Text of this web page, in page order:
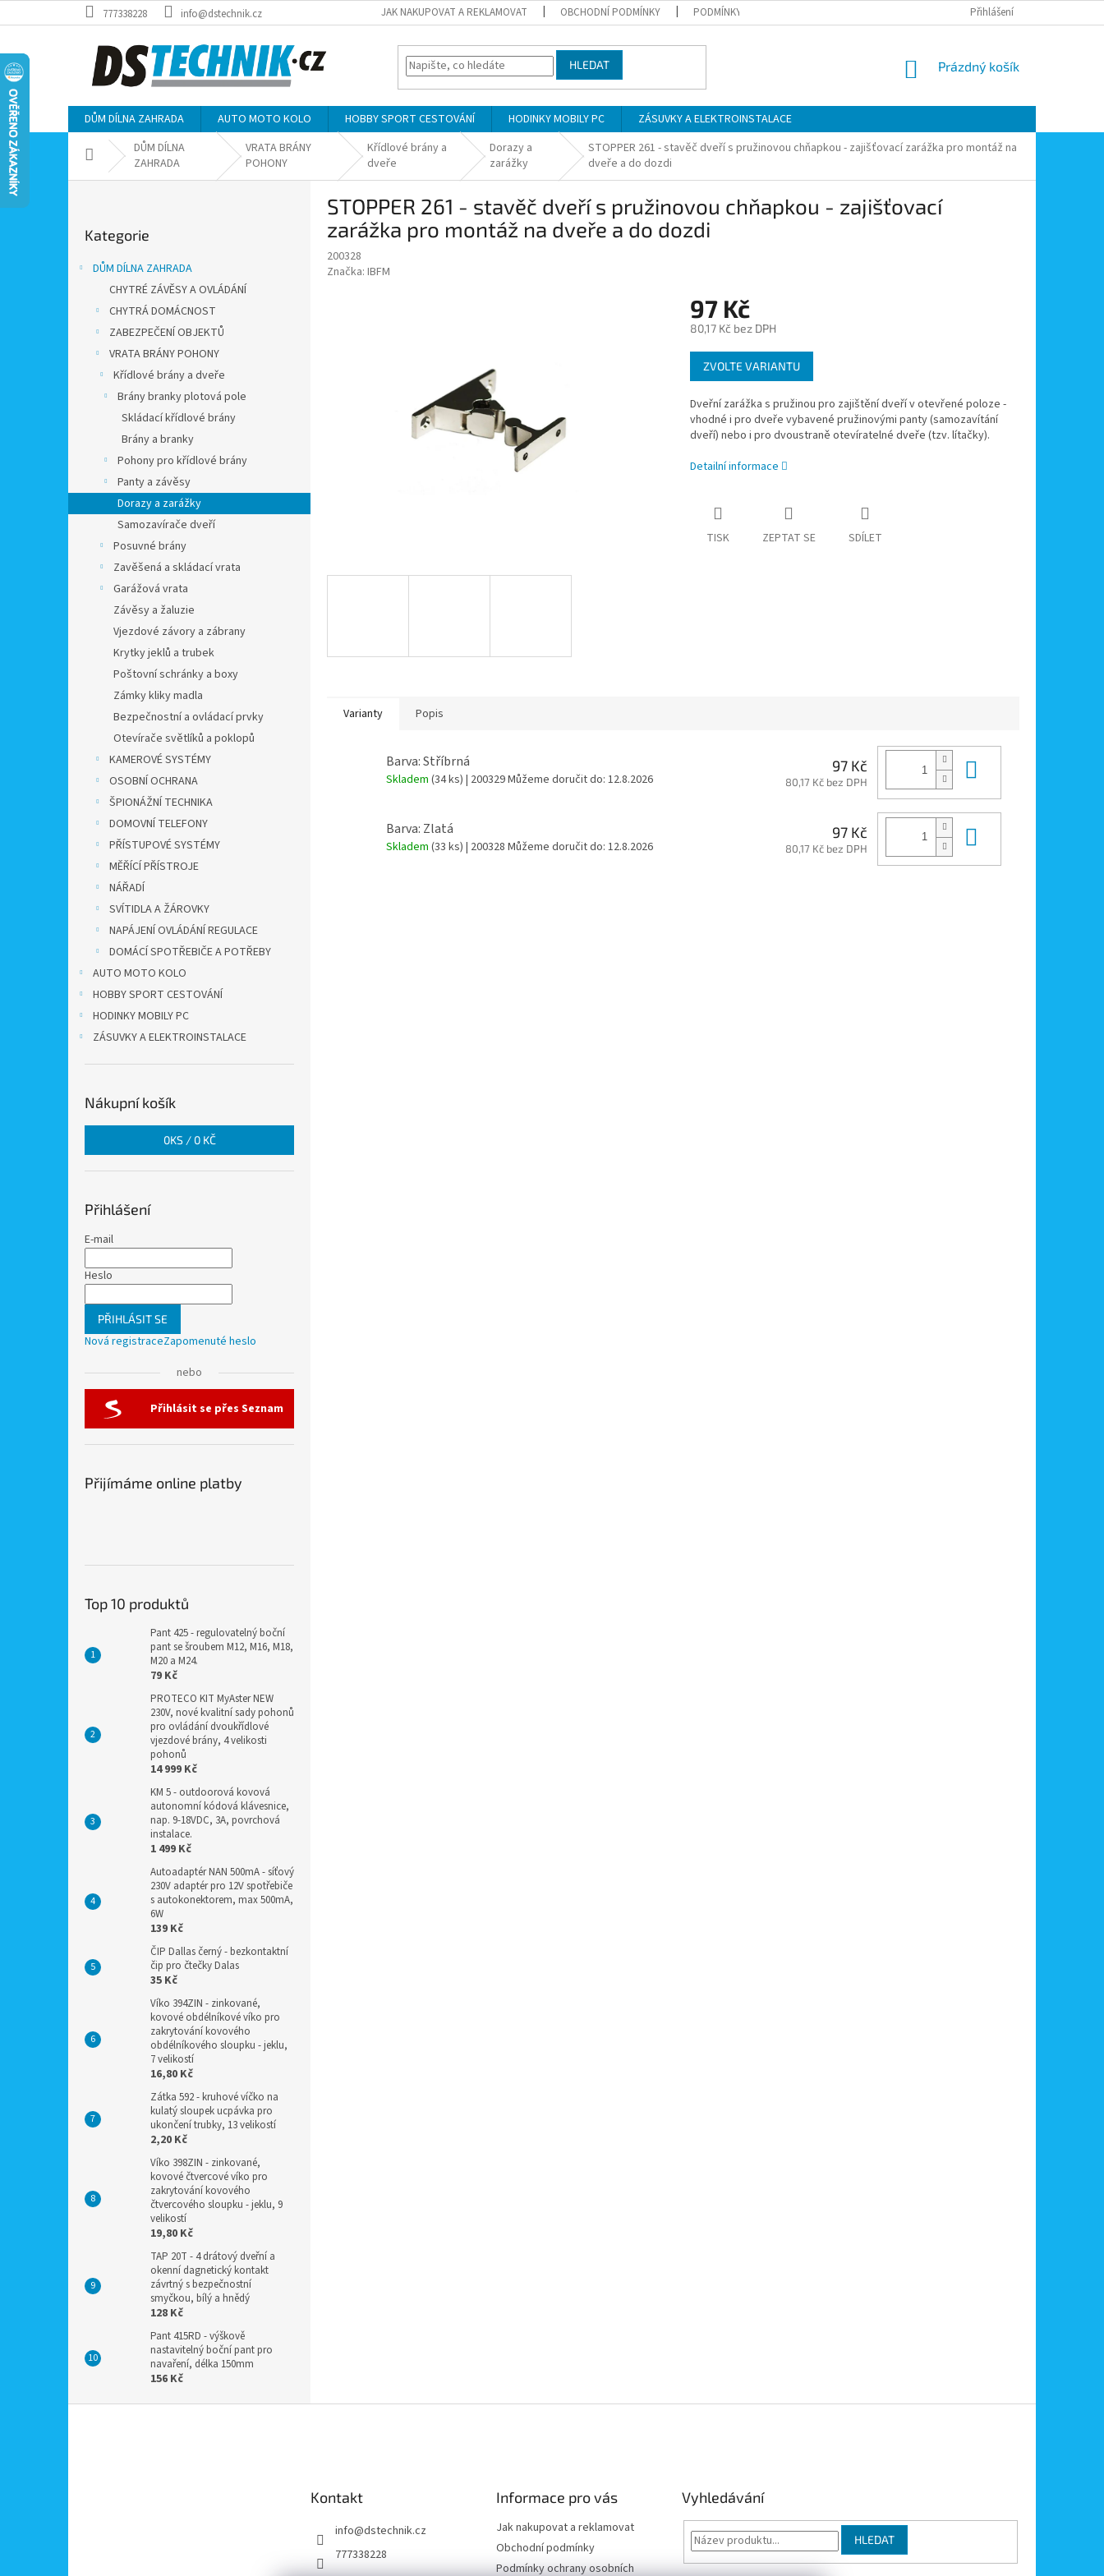
na
777338228 info@dstechnik.cz JAK NAKUPOVAT A REKLAMOVAT OBCHODNÍ PODMÍNKY PODMÍNKY OCHRANY OSOBNÍCH ÚDAJŮ MOJE OBJEDNÁVKA
Přihlášení
HLEDAT
NÁKUPNÍ
Prázdný košík
DŮM DÍLNA ZAHRADA AUTO MOTO KOLO HOBBY SPORT CESTOVÁNÍ HODINKY MOBILY PC ZÁSUVKY A ELEKTROINSTALACE
Domů DŮM DÍLNA
ZAHRADA
VRATA BRÁNY
POHONY
Křídlové brány a
dveře
Dorazy a
zarážky
STOPPER 261 - stavěč dveří s pružinovou chňapkou - zajišťovací zarážka pro montáž na
dveře a do dozdi
kategorie
Kategorie
DŮM DÍLNA ZAHRADA
CHYTRÉ ZÁVĚSY A OVLÁDÁNÍ
CHYTRÁ DOMÁCNOST
ZABEZPEČENÍ OBJEKTŮ
VRATA BRÁNY POHONY
Křídlové brány a dveře
Brány branky plotová pole
Skládací křídlové brány
Brány a branky
Pohony pro křídlové brány
Panty a závěsy
Dorazy a zarážky
Samozavírače dveří
Posuvné brány
Zavěšená a skládací vrata
Garážová vrata
Závěsy a žaluzie
Vjezdové závory a zábrany
Krytky jeklů a trubek
Poštovní schránky a boxy
Zámky kliky madla
Bezpečnostní a ovládací prvky
Otevírače světlíků a poklopů
KAMEROVÉ SYSTÉMY
OSOBNÍ OCHRANA
ŠPIONÁŽNÍ TECHNIKA
DOMOVNÍ TELEFONY
PŘÍSTUPOVÉ SYSTÉMY
MĚŘÍCÍ PŘÍSTROJE
NÁŘADÍ
SVÍTIDLA A ŽÁROVKY
NAPÁJENÍ OVLÁDÁNÍ REGULACE
DOMÁCÍ SPOTŘEBIČE A POTŘEBY
AUTO MOTO KOLO
HOBBY SPORT CESTOVÁNÍ
HODINKY MOBILY PC
ZÁSUVKY A ELEKTROINSTALACE
Nákupní košík
0KS / 0 KČ
Přihlášení
E-mail
Heslo
PŘIHLÁSIT SE
Nová registraceZapomenuté heslo
nebo
Přihlásit se přes Seznam
Přijímáme online platby
Top 10 produktů
Pant 425 - regulovatelný boční
pant se šroubem M12, M16, M18,
M20 a M24.
79 Kč
PROTECO KIT MyAster NEW
230V, nové kvalitní sady pohonů
pro ovládání dvoukřídlové
vjezdové brány, 4 velikosti
pohonů
14 999 Kč
KM 5 - outdoorová kovová
autonomní kódová klávesnice,
nap. 9-18VDC, 3A, povrchová
instalace.
1 499 Kč
Autoadaptér NAN 500mA - síťový
230V adaptér pro 12V spotřebiče
s autokonektorem, max 500mA,
6W
139 Kč
ČIP Dallas černý - bezkontaktní
čip pro čtečky Dalas
35 Kč
Víko 394ZIN - zinkované,
kovové obdélníkové víko pro
zakrytování kovového
obdélníkového sloupku - jeklu,
7 velikostí
16,80 Kč
Zátka 592 - kruhové víčko na
kulatý sloupek ucpávka pro
ukončení trubky, 13 velikostí
2,20 Kč
Víko 398ZIN - zinkované,
kovové čtvercové víko pro
zakrytování kovového
čtvercového sloupku - jeklu, 9
velikostí
19,80 Kč
TAP 20T - 4 drátový dveřní a
okenní dagnetický kontakt
závrtný s bezpečnostní
smyčkou, bílý a hnědý
128 Kč
Pant 415RD - výškově
nastavitelný boční pant pro
navaření, délka 150mm
156 Kč
STOPPER 261 - stavěč dveří s pružinovou chňapkou - zajišťovací
zarážka pro montáž na dveře a do dozdi
200328
Značka: IBFM
97 Kč
80,17 Kč bez DPH
Měrná
cena:
ZVOLTE VARIANTU
Dveřní zarážka s pružinou pro zajištění dveří v otevřené poloze -
vhodné i pro dveře vybavené pružinovými panty (samozavítání
dveří) nebo i pro dvoustraně otevíratelné dveře (tzv. lítačky).
Detailní informace
TISK ZEPTAT SE SDÍLET
Varianty Popis
Barva: Stříbrná
Skladem (34 ks) | 200329Můžeme doručit do: 12.8.2026
97 Kč
80,17 Kč bez DPH
Barva: Zlatá
Skladem (33 ks) | 200328 Můžeme doručit do: 12.8.2026
97 Kč
80,17 Kč bez DPH
Kontakt
info@dstechnik.cz
777338228
Informace pro vás
Jak nakupovat a reklamovat
Obchodní podmínky
Podmínky ochrany osobních
Vyhledávání
HLEDAT